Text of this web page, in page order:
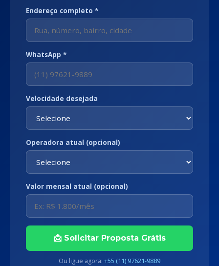
Endereço completo *
WhatsApp *
Velocidade desejada
Operadora atual (opcional)
Valor mensal atual (opcional)
📩 Solicitar Proposta Grátis
Ou ligue agora: +55 (11) 97621-9889